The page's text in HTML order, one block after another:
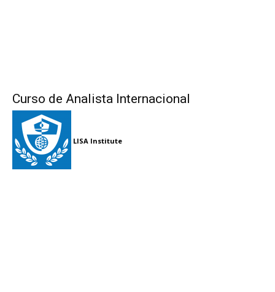
Curso de Analista Internacional
LISA Institute